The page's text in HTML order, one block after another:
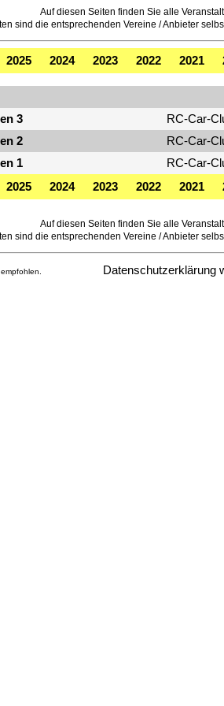
Auf diesen Seiten finden Sie alle
sind die entsprechenden Vereine / Anbieter
2025 2024 2023 2022 2021
3
RC-Car-
2
RC-Car-
1
RC-Car-
2025 2024 2023 2022 2021
Auf diesen Seiten finden Sie alle
sind die entsprechenden Vereine / Anbieter
Datenschutzerklärung